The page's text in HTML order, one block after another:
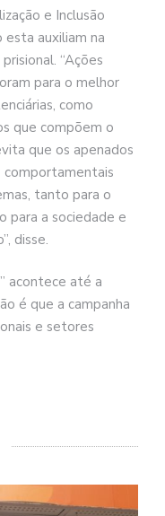
e Inclusão
esta auxiliam na
“Ações
para o melhor
como
que compõem o
que os apenados
comportamentais
tanto para o
para a sociedade e
disse.
acontece até a
é que a campanha
e setores